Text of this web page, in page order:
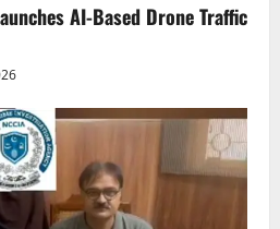
AI-Based Drone Traffic